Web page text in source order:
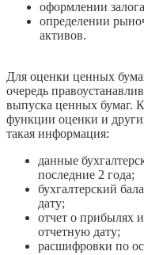
оформлении
определении
активов.
Для оценки ценных
очередь
выпуска ценных бумаг.
функции оценки и
такая информация:
данные
последние 2 года;
бухгалтерский
дату;
отчет о прибылях
отчетную дату;
расшифровки по